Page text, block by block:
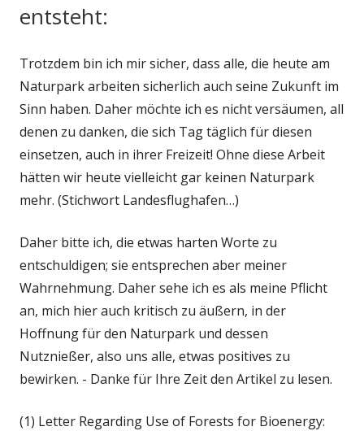
entsteht:
Trotzdem bin ich mir sicher, dass alle, die heute am
Naturpark arbeiten sicherlich auch seine Zukunft im
Sinn haben. Daher möchte ich es nicht versäumen, all
denen zu danken, die sich Tag täglich für diesen
einsetzen, auch in ihrer Freizeit! Ohne diese Arbeit
hätten wir heute vielleicht gar keinen Naturpark
mehr. (Stichwort Landesflughafen…)
Daher bitte ich, die etwas harten Worte zu
entschuldigen; sie entsprechen aber meiner
Wahrnehmung. Daher sehe ich es als meine Pflicht
an, mich hier auch kritisch zu äußern, in der
Hoffnung für den Naturpark und dessen
Nutznießer, also uns alle, etwas positives zu
bewirken. - Danke für Ihre Zeit den Artikel zu lesen.
(1) Letter Regarding Use of Forests for Bioenergy: